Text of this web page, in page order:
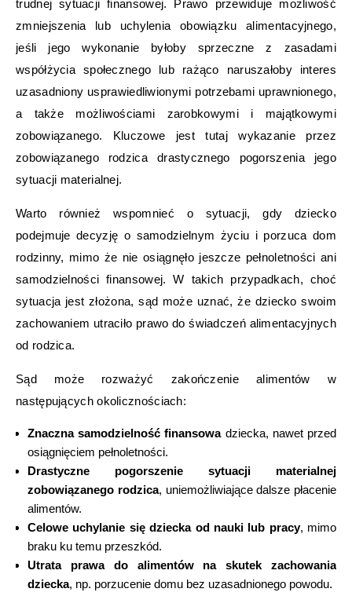
trudnej sytuacji finansowej. Prawo przewiduje możliwość
zmniejszenia lub uchylenia obowiązku alimentacyjnego,
jeśli jego wykonanie byłoby sprzeczne z zasadami
współżycia społecznego lub rażąco naruszałoby interes
uzasadniony usprawiedliwionymi potrzebami uprawnionego,
a także możliwościami zarobkowymi i majątkowymi
zobowiązanego. Kluczowe jest tutaj wykazanie przez
zobowiązanego rodzica drastycznego pogorszenia jego
sytuacji materialnej.
Warto również wspomnieć o sytuacji, gdy dziecko
podejmuje decyzję o samodzielnym życiu i porzuca dom
rodzinny, mimo że nie osiągnęło jeszcze pełnoletności ani
samodzielności finansowej. W takich przypadkach, choć
sytuacja jest złożona, sąd może uznać, że dziecko swoim
zachowaniem utraciło prawo do świadczeń alimentacyjnych
od rodzica.
Sąd może rozważyć zakończenie alimentów w
następujących okolicznościach:
Znaczna samodzielność finansowadziecka, nawet przed
osiągnięciem pełnoletności.
Drastyczne pogorszenie sytuacji materialnej
zobowiązanego rodzica, uniemożliwiające dalsze płacenie
alimentów.
Celowe uchylanie się dziecka od nauki lub pracy, mimo
braku ku temu przeszkód.
Utrata prawa do alimentów na skutek zachowania
dziecka, np. porzucenie domu bez uzasadnionego powodu.